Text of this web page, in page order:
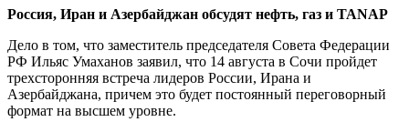
Россия, Иран и Азербайджан обсудят нефть, газ и TANAP
Дело в том, что заместитель председателя Совета Федерации
РФ Ильяс Умаханов заявил, что 14 августа в Сочи пройдет
трехсторонняя встреча лидеров России, Ирана и
Азербайджана, причем это будет постоянный переговорный
формат на высшем уровне.